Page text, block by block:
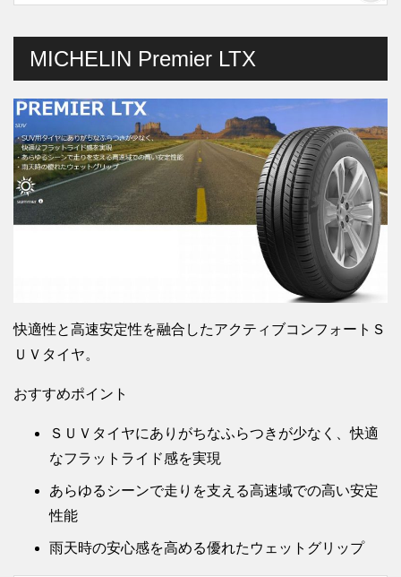
MICHELIN Premier LTX
快適性と高速安定性を融合したアクティブコンフォートＳ
ＵＶタイヤ。
おすすめポイント
ＳＵＶタイヤにありがちなふらつきが少なく、快適
なフラットライド感を実現
あらゆるシーンで走りを支える高速域での高い安定
性能
雨天時の安心感を高める優れたウェットグリップ